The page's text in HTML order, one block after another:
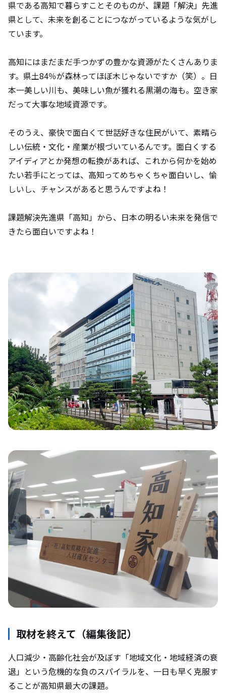
県である高知で暮らすことそのものが、課題「解決」先進
県として、未来を創ることにつながっているような気がし
ています。
高知にはまだまだ手つかずの豊かな資源がたくさんありま
す。県土84％が森林ってほぼ木じゃないですか（笑）。日
本一美しい川も、美味しい魚が獲れる黒潮の海も。空き家
だって大事な地域資源です。
そのうえ、豪快で面白くて世話好きな住民がいて、素晴ら
しい伝統・文化・産業が根づいているんです。面白くする
アイディアとか発想の転換があれば、これから何かを始め
たい若手にとっては、高知ってめちゃくちゃ面白いし、愉
しいし、チャンスがあると思うんですよね！
課題解決先進県「高知」から、日本の明るい未来を発信で
きたら面白いですよね！
取材を終えて（編集後記）
人口減少・高齢化社会が及ぼす「地域文化・地域経済の衰
退」という危機的な負のスパイラルを、一日も早く克服す
ることが高知県最大の課題。